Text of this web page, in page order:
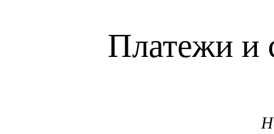
Платежи и